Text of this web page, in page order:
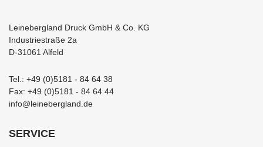
Leinebergland Druck GmbH & Co. KG
Industriestraße 2a
D-31061 Alfeld
Tel.: +49 (0)5181 - 84 64 38
Fax: +49 (0)5181 - 84 64 44
info@leinebergland.de
SERVICE